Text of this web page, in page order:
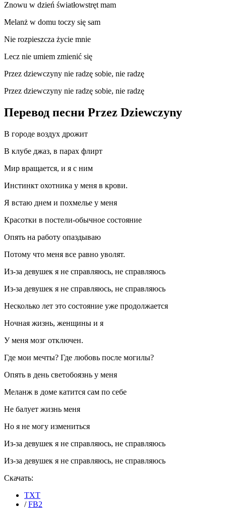
Znowu w dzień światłowstręt mam
Melanż w domu toczy się sam
Nie rozpieszcza życie mnie
Lecz nie umiem zmienić się
Przez dziewczyny nie radzę sobie, nie radzę
Przez dziewczyny nie radzę sobie, nie radzę
Перевод песни Przez Dziewczyny
В городе воздух дрожит
В клубе джаз, в парах флирт
Мир вращается, и я с ним
Инстинкт охотника у меня в крови.
Я встаю днем и похмелье у меня
Красотки в постели-обычное состояние
Опять на работу опаздываю
Потому что меня все равно уволят.
Из-за девушек я не справляюсь, не справляюсь
Из-за девушек я не справляюсь, не справляюсь
Несколько лет это состояние уже продолжается
Ночная жизнь, женщины и я
У меня мозг отключен.
Где мои мечты? Где любовь после могилы?
Опять в день светобоязнь у меня
Меланж в доме катится сам по себе
Не балует жизнь меня
Но я не могу измениться
Из-за девушек я не справляюсь, не справляюсь
Из-за девушек я не справляюсь, не справляюсь
Скачать:
TXT
/FB2